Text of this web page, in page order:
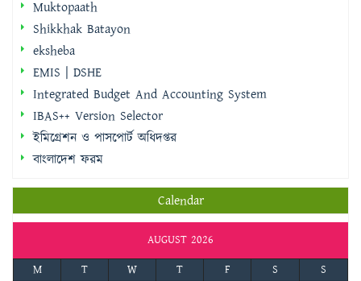
Muktopaath
Shikkhak Batayon
eksheba
EMIS | DSHE
Integrated Budget And Accounting System
IBAS++ Version Selector
ইমিগ্রেশন ও পাসপোর্ট অধিদপ্তর
বাংলাদেশ ফরম
Calendar
AUGUST 2026
M
T W T F S
S